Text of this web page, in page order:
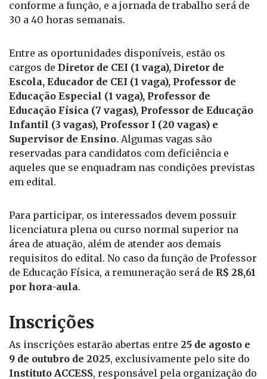
salários variam de R$ 3.896,91 a R$ 9.277,02,
conforme a função, e a jornada de trabalho será de
Entre as oportunidades disponíveis, estão os
cargos deDiretor de CEI (1 vaga), Diretor de
Escola, Educador de CEI (1 vaga), Professor de
Educação Especial (1 vaga), Professor de
Educação Física (7 vagas), Professor de Educação
Infantil (3 vagas), Professor I (20 vagas) e
Supervisor de Ensino. Algumas vagas são
reservadas para candidatos com deficiência e
aqueles que se enquadram nas condições previstas
Para participar, os interessados devem possuir
licenciatura plena ou curso normal superior na
área de atuação, além de atender aos demais
requisitos do edital. No caso da função de Professor
de Educação Física, a remuneração será de
Inscrições
As inscrições estarão abertas entre25 de agosto e
9 de outubro de 2025, exclusivamente pelo site do